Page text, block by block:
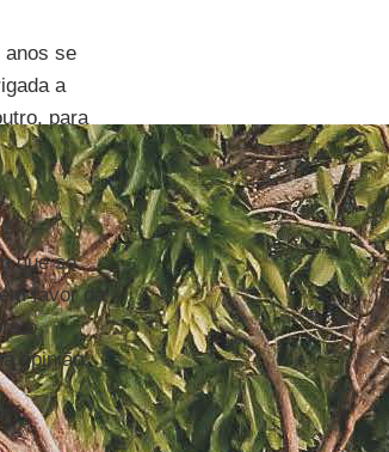
anos se
a
para
que se
favor da
o
opinião,